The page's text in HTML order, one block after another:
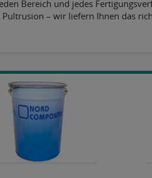
Bereich und jedes
– wir liefern Ihnen das